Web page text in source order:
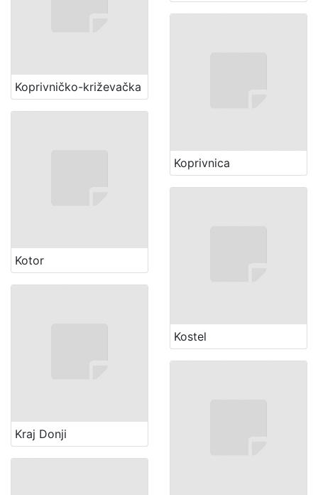
Koprivnica
Koprivničko-križevačka
Kostel
Kotor
Kraj Donji